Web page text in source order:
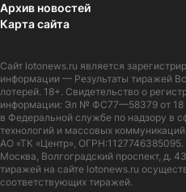
Архив новостей
Карта сайта
Сайт lotonews.ru является
информации — Результаты тиражей
лотерей. 18+. Свидетельство о
информации: Эл № ФС77—58379 от 18
в Федеральной службе по надзору в
технологий и массовых
АО «ТК «Центр»,
Москва, Волгоградский проспект, д.
тиражей на сайте lotonews.ru
соответствующих тиражей.